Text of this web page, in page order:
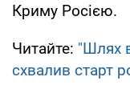
Криму Росією.
Читайте: "Шлях
схвалив старт